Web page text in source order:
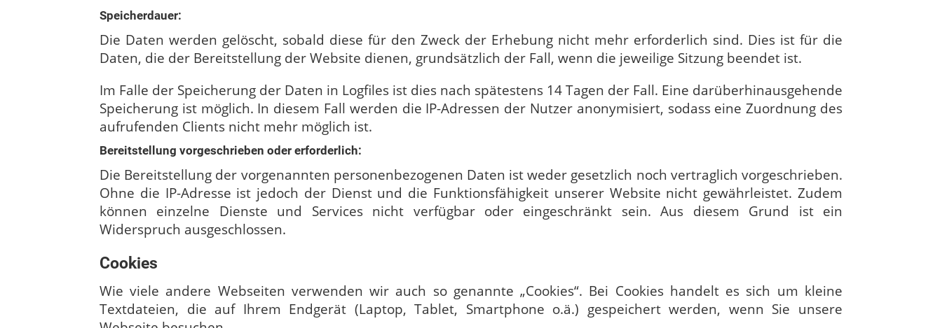
Speicherdauer:
Die Daten werden gelöscht, sobald diese für den Zweck der Erhebung nicht mehr erforderlich sind. Dies ist für die
Daten, die der Bereitstellung der Website dienen, grundsätzlich der Fall, wenn die jeweilige Sitzung beendet ist.
Im Falle der Speicherung der Daten in Logfiles ist dies nach spätestens 14 Tagen der Fall. Eine darüberhinausgehende
Speicherung ist möglich. In diesem Fall werden die IP-Adressen der Nutzer anonymisiert, sodass eine Zuordnung des
aufrufenden Clients nicht mehr möglich ist.
Bereitstellung vorgeschrieben oder erforderlich:
Die Bereitstellung der vorgenannten personenbezogenen Daten ist weder gesetzlich noch vertraglich vorgeschrieben.
Ohne die IP-Adresse ist jedoch der Dienst und die Funktionsfähigkeit unserer Website nicht gewährleistet. Zudem
können einzelne Dienste und Services nicht verfügbar oder eingeschränkt sein. Aus diesem Grund ist ein
Widerspruch ausgeschlossen.
Cookies
Wie viele andere Webseiten verwenden wir auch so genannte „Cookies“. Bei Cookies handelt es sich um kleine
Textdateien, die auf Ihrem Endgerät (Laptop, Tablet, Smartphone o.ä.) gespeichert werden, wenn Sie unsere